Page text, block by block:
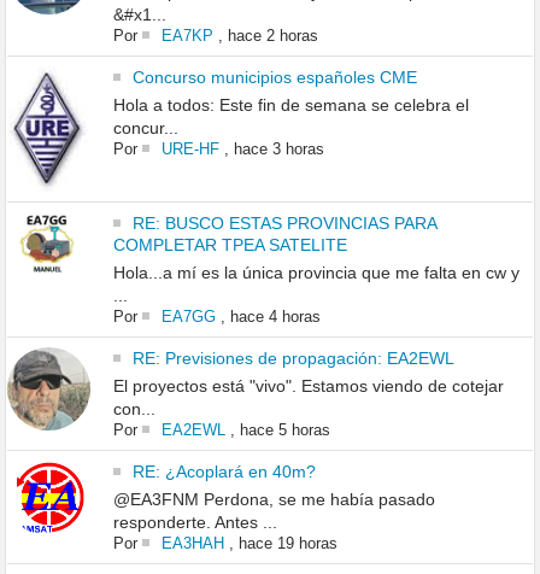
&#x1...
Por EA7KP hace 2 horas
Concurso municipios españoles CME
Hola a todos: Este fin de semana se celebra el
concur...
Por URE-HF, hace 3 horas
RE: BUSCO ESTAS PROVINCIAS PARA
COMPLETAR TPEA SATELITE
Hola...a mí es la única provincia que me falta en cw y
Por EA7GG, hace 4 horas
RE: Previsiones de propagación: EA2EWL
El proyectos está "vivo". Estamos viendo de cotejar
con...
Por EA2EWL, hace 5 horas
RE: ¿Acoplará en 40m?
@EA3FNM Perdona, se me había pasado
responderte. Antes ...
Por EA3HAH , hace 19 horas